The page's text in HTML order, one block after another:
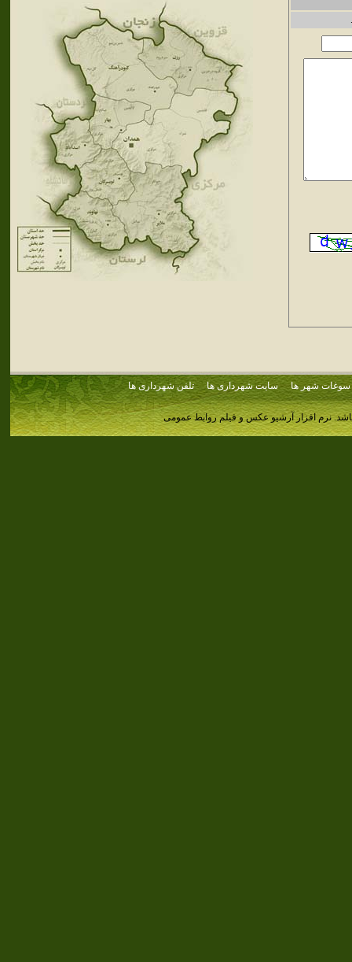
سوغات شهر ها سایت شهرداری ها تلفن شهرداری ها
نرم افزار آرشیو عکس و فیلم روابط عمومی